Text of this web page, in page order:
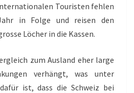
Touristen fehlen
in Folge und reisen den
Löcher in die Kassen.
zum Ausland eher large
verhängt, was unter
ist, dass die Schweiz bei